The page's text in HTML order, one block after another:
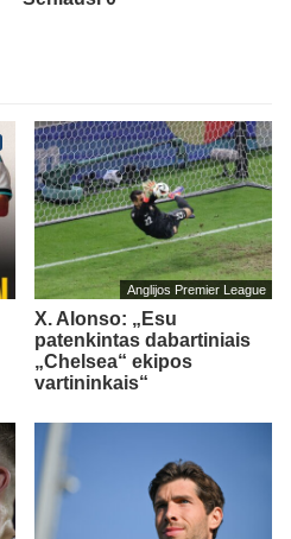
Anglijos Premier League
X. Alonso: „Esu
patenkintas dabartiniais
„Chelsea“ ekipos
vartininkais“